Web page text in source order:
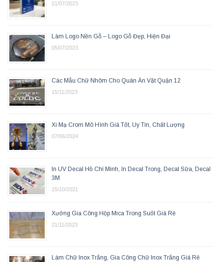
21/07/2023
Làm Logo Nền Gỗ – Logo Gỗ Đẹp, Hiện Đại
05/07/2023
Các Mẫu Chữ Nhôm Cho Quán Ăn Vặt Quận 12
15/11/2023
Xi Mạ Crom Mô Hình Giá Tốt, Uy Tín, Chất Lượng
07/06/2024
In UV Decal Hồ Chí Minh, In Decal Trong, Decal Sữa, Decal
3M
15/10/2021
Xưởng Gia Công Hộp Mica Trong Suốt Giá Rẻ
21/11/2023
Làm Chữ Inox Trắng, Gia Công Chữ Inox Trắng Giá Rẻ